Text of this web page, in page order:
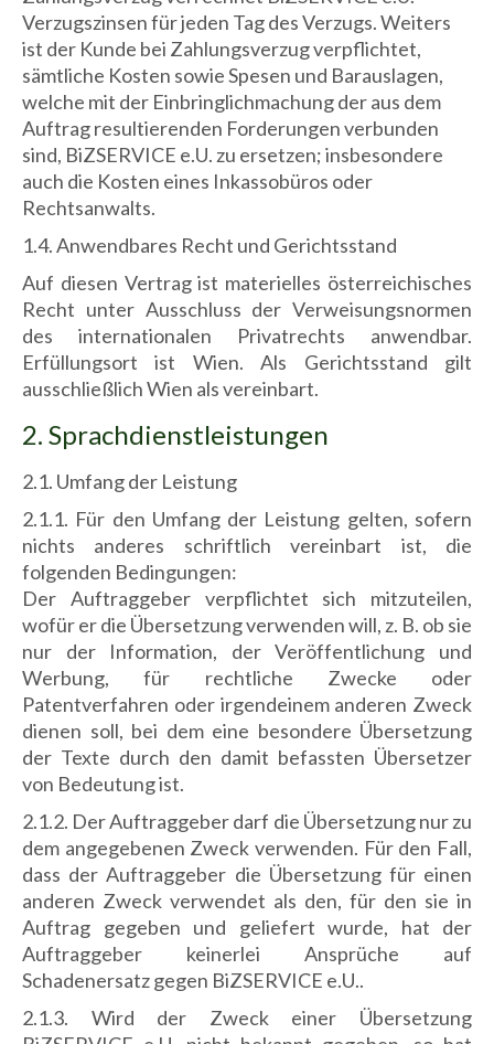
Verzugszinsen für jeden Tag des Verzugs. Weiters
ist der Kunde bei Zahlungsverzug verpflichtet,
sämtliche Kosten sowie Spesen und Barauslagen,
welche mit der Einbringlichmachung der aus dem
Auftrag resultierenden Forderungen verbunden
sind, BiZSERVICE e.U. zu ersetzen; insbesondere
auch die Kosten eines Inkassobüros oder
Rechtsanwalts.
1.4. Anwendbares Recht und Gerichtsstand
Auf diesen Vertrag ist materielles österreichisches
Recht unter Ausschluss der Verweisungsnormen
des internationalen Privatrechts anwendbar.
Erfüllungsort ist Wien. Als Gerichtsstand gilt
ausschließlich Wien als vereinbart.
2. Sprachdienstleistungen
2.1. Umfang der Leistung
2.1.1. Für den Umfang der Leistung gelten, sofern
nichts anderes schriftlich vereinbart ist, die
folgenden Bedingungen:
Der Auftraggeber verpflichtet sich mitzuteilen,
wofür er die Übersetzung verwenden will, z. B. ob sie
nur der Information, der Veröffentlichung und
Werbung, für rechtliche Zwecke oder
Patentverfahren oder irgendeinem anderen Zweck
dienen soll, bei dem eine besondere Übersetzung
der Texte durch den damit befassten Übersetzer
von Bedeutung ist.
2.1.2. Der Auftraggeber darf die Übersetzung nur zu
dem angegebenen Zweck verwenden. Für den Fall,
dass der Auftraggeber die Übersetzung für einen
anderen Zweck verwendet als den, für den sie in
Auftrag gegeben und geliefert wurde, hat der
Auftraggeber keinerlei Ansprüche auf
Schadenersatz gegen BiZSERVICE e.U..
2.1.3. Wird der Zweck einer Übersetzung